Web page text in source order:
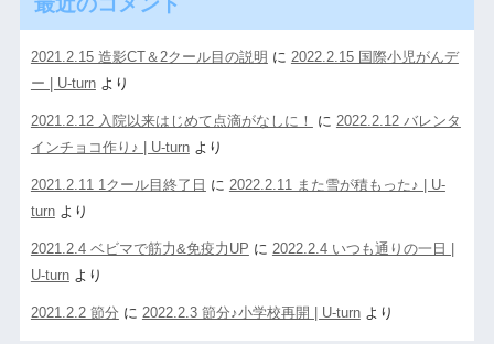
2021.2.15 造影CT＆2クール目の説明 に 2022.2.15 国際小児がんデ
ー | U-turnより
2021.2.12 入院以来はじめて点滴がなしに！ に 2022.2.12 バレンタ
インチョコ作り♪ | U-turnより
2021.2.11 1クール目終了日 に 2022.2.11 また雪が積もった♪ | U-
turnより
2021.2.4 ベビマで筋力&免疫力UP に 2022.2.4 いつも通りの一日 |
U-turnより
2021.2.2 節分 に 2022.2.3 節分♪小学校再開 | U-turnより